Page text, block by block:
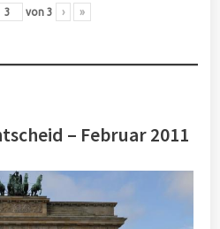
von 3 › »
– Februar 2011